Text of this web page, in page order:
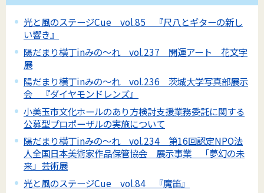
光と風のステージCue vol.85 『尺八とギターの新し
い響き』
陽だまり横丁inみの～れ vol.237 開運アート 花文字
展
陽だまり横丁inみの～れ vol.236 茨城大学写真部展示
会 『ダイヤモンドレンズ』
小美玉市文化ホールのあり方検討支援業務委託に関する
公募型プロポーザルの実施について
陽だまり横丁inみの～れ vol.234 第16回認定NPO法
人全国日本美術家作品保管協会 展示事業 「夢幻の未
来」芸術展
光と風のステージCue vol.84 『魔笛』